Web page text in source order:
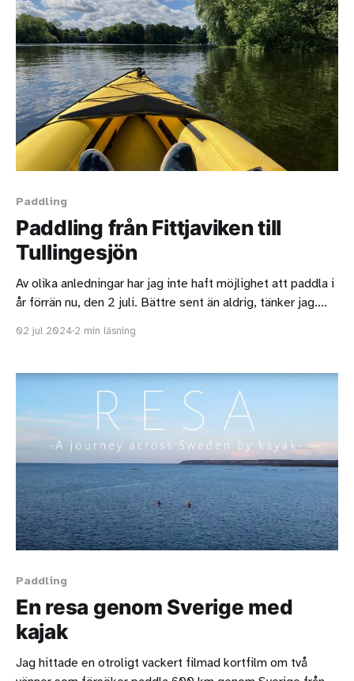
Paddling
Paddling från Fittjaviken till
Tullingesjön
Av olika anledningar har jag inte haft möjlighet att paddla i
år förrän nu, den 2 juli. Bättre sent än aldrig, tänker jag.
ligger strax norr om moskén. Där får man stå gratis i max
02 jul 2024 2 min läsning
Paddling
En resa genom Sverige med
kajak
Jag hittade en otroligt vackert filmad kortfilm om två